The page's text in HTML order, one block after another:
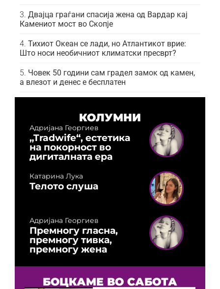
Двајца граѓани спасија жена од Вардар кај
Камениот мост во Скопје
Тихиот Океан се лади, но Атлантикот врие:
Што носи необичниот климатски пресврт?
Човек 50 години сам градел замок од камен,
а влезот и денес е бесплатен
КОЛУМНИ
Адријана Георгиев
„Tradwife“, естетика
на покорност во
дигиталната ера
Катарина Лука
Телото слуша
Адријана Георгиев
Премногу гласна,
премногу тивка,
премногу жена
БОЦКАМЕ ВО САБОТА